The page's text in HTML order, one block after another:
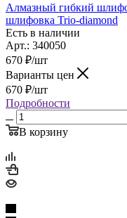
Алмазный гибкий
шлифовка Trio-diamond
Есть в наличии
Арт.: 340050
670 ₽/шт
Варианты цен
670 ₽/шт
Подробности
В корзину